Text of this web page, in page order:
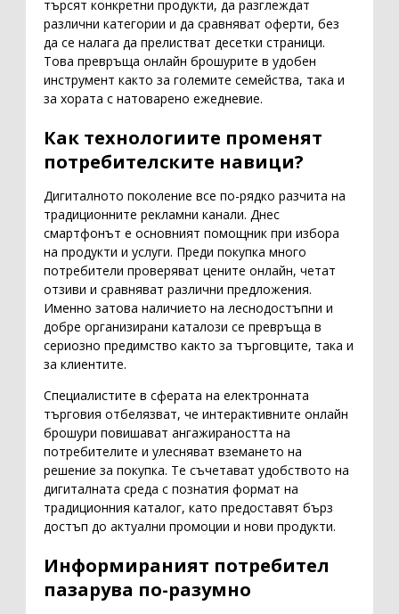
търсят конкретни продукти, да разглеждат
различни категории и да сравняват оферти, без
да се налага да прелистват десетки страници.
Това превръща онлайн брошурите в удобен
инструмент както за големите семейства, така и
за хората с натоварено ежедневие.
Как технологиите променят
потребителските навици?
Дигиталното поколение все по-рядко разчита на
традиционните рекламни канали. Днес
смартфонът е основният помощник при избора
на продукти и услуги. Преди покупка много
потребители проверяват цените онлайн, четат
отзиви и сравняват различни предложения.
Именно затова наличието на леснодостъпни и
добре организирани каталози се превръща в
сериозно предимство както за търговците, така и
за клиентите.
Специалистите в сферата на електронната
търговия отбелязват, че интерактивните онлайн
брошури повишават ангажираността на
потребителите и улесняват вземането на
решение за покупка. Те съчетават удобството на
дигиталната среда с познатия формат на
традиционния каталог, като предоставят бърз
достъп до актуални промоции и нови продукти.
Информираният потребител
пазарува по-разумно